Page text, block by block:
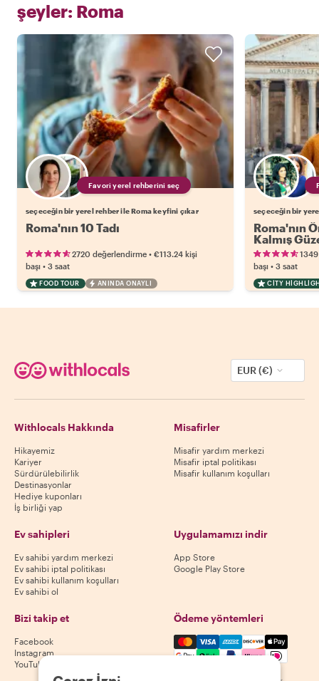
şeyler: Roma
Favori yerel rehberini seç
seçeceğin bir yerel rehber ile Roma keyfini çıkar
Roma'nın 10 Tadı
2720 değerlendirme • €113.24 kişi
başı • 3 saat
FOOD TOUR ANINDA ONAYLI
seçeceğin bir
Roma'nın
Kalmış
Eşliğinde
başı • 3 saat
CITY
EUR (€)
Withlocals Hakkında
Hikayemiz
Kariyer
Sürdürülebilirlik
Destinasyonlar
Hediye kuponları
İş birliği yap
Misafirler
Misafir yardım merkezi
Misafir iptal politikası
Misafir kullanım koşulları
Ev sahipleri
Ev sahibi yardım merkezi
Ev sahibi iptal politikası
Ev sahibi kullanım koşulları
Ev sahibi ol
Uygulamamızı indir
App Store
Google Play Store
Bizi takip et
Facebook
Instagram
YouTube
Ödeme yöntemleri
Mastercard, Visa, Amex,